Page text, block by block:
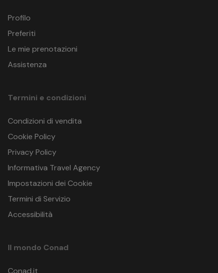
Profilo
Preferiti
Le mie prenotazioni
Assistenza
Termini e condizioni
Condizioni di vendita
Cookie Policy
Privacy Policy
Informativa Travel Agency
Impostazioni dei Cookie
Termini di Servizio
Accessibilità
Il mondo Conad
Conad.it